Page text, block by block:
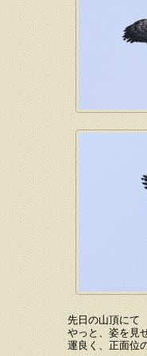
先日の山頂にて
やっと、姿を見
運良く、正面位